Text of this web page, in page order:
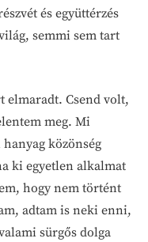
és együttérzés
semmi sem tart
elmaradt. Csend volt,
meg. Mi
közönség
ki egyetlen alkalmat
hogy nem történt
adtam is neki enni,
sürgős dolga